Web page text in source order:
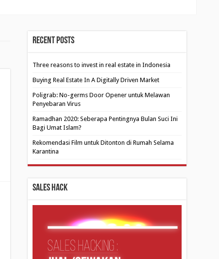
Recent Posts
Three reasons to invest in real estate in Indonesia
Buying Real Estate In A Digitally Driven Market
Poligrab: No-germs Door Opener untuk Melawan
Penyebaran Virus
Ramadhan 2020: Seberapa Pentingnya Bulan Suci Ini
Bagi Umat Islam?
Rekomendasi Film untuk Ditonton di Rumah Selama
Karantina
Sales Hack